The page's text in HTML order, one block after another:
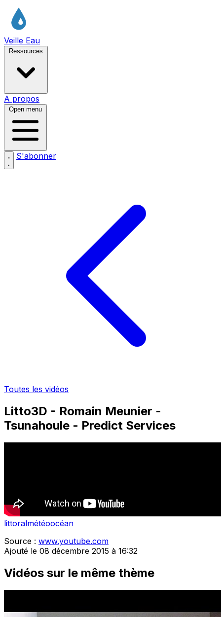
Veille Eau
Ressources
A propos
Open menu
S'abonner
Toutes les vidéos
Litto3D - Romain Meunier -
Tsunahoule - Predict Services
littoralmétéoocéan
Source : www.youtube.com
Ajouté le 08 décembre 2015 à 16:32
Vidéos sur le même thème